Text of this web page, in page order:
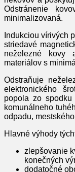
Odstránenie
minimalizovaná.
Indukciou vírivých
striedavé
neželezné kovy
materiálov s
Odstraňuje
elektronického
popola zo spodku
komunálneho
odpadu,
Hlavné výhody
zlepšovanie
konečných
dodatočné